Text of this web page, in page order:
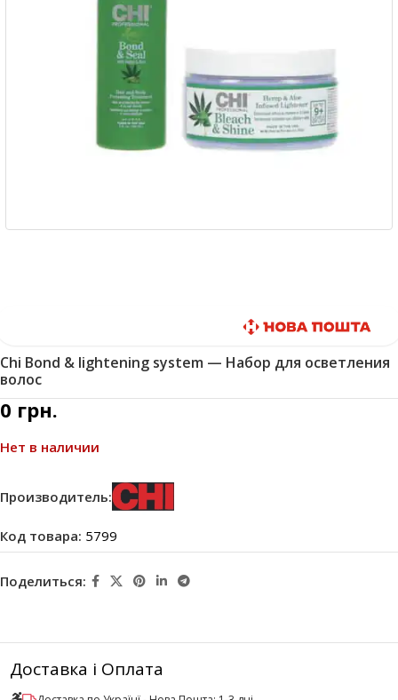
Chi Bond & lightening system — Набор для осветления
волос
0 грн.
Нет в наличии
Производитель:
Код товара: 5799
Поделиться:
Доставка і Оплата